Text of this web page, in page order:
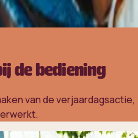
de bediening
van de verjaardagsactie,